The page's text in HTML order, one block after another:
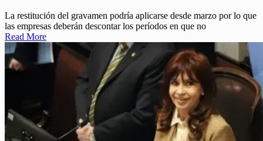
La restitución del gravamen podría aplicarse desde marzo por lo que
las empresas deberán descontar los períodos en que no
Read More